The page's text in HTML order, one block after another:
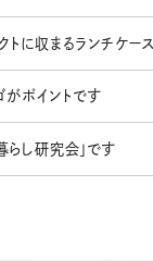
トに収まるランチケース
がポイントです
らし研究会」です